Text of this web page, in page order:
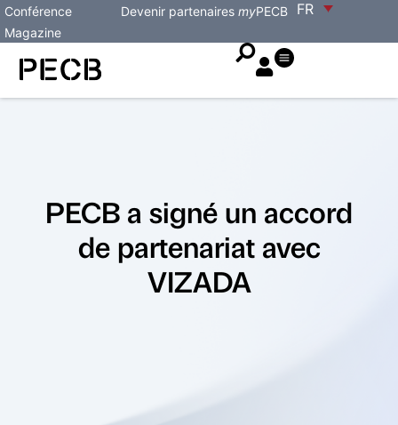
Conférence
Magazine
Devenir partenaires FR
myPECB
PECB a signé un accord
de partenariat avec
VIZADA